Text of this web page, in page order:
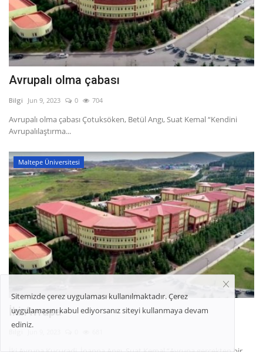
Avrupalı olma çabası
Bilgi Jun 9, 2023 0 704
Avrupalı olma çabası Çotuksöken, Betül Angı, Suat Kemal “Kendini
Avrupalılaştırma...
Maltepe Üniversitesi
İki Avrupa
Sitemizde çerez uygulaması kullanılmaktadır. Çerez
uygulamasını kabul ediyorsanız siteyi kullanmaya devam
ediniz.